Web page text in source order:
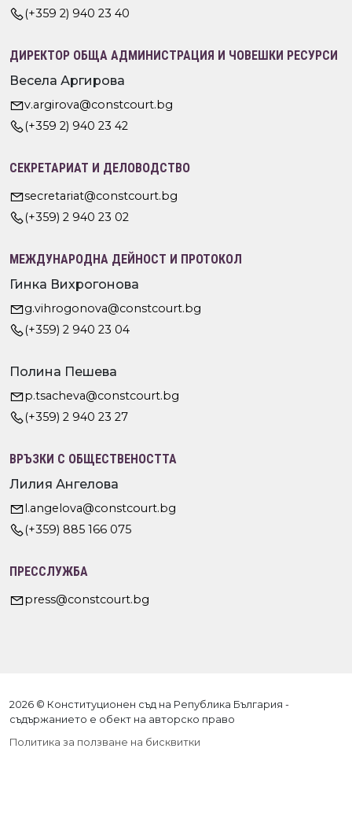
(+359 2) 940 23 40
ДИРЕКТОР ОБЩА АДМИНИСТРАЦИЯ И ЧОВЕШКИ РЕСУРСИ
Весела Аргирова
v.argirova@constcourt.bg
(+359 2) 940 23 42
СЕКРЕТАРИАТ И ДЕЛОВОДСТВО
secretariat@constcourt.bg
(+359) 2 940 23 02
МЕЖДУНАРОДНА ДЕЙНОСТ И ПРОТОКОЛ
Гинка Вихрогонова
g.vihrogonova@constcourt.bg
(+359) 2 940 23 04
Полина Пешева
p.tsacheva@constcourt.bg
(+359) 2 940 23 27
ВРЪЗКИ С ОБЩЕСТВЕНОСТТА
Лилия Ангелова
l.angelova@constcourt.bg
(+359) 885 166 075
ПРЕССЛУЖБА
press@constcourt.bg
2026 © Конституционен съд на Република България -
съдържанието е обект на авторско право
Политика за ползване на бисквитки